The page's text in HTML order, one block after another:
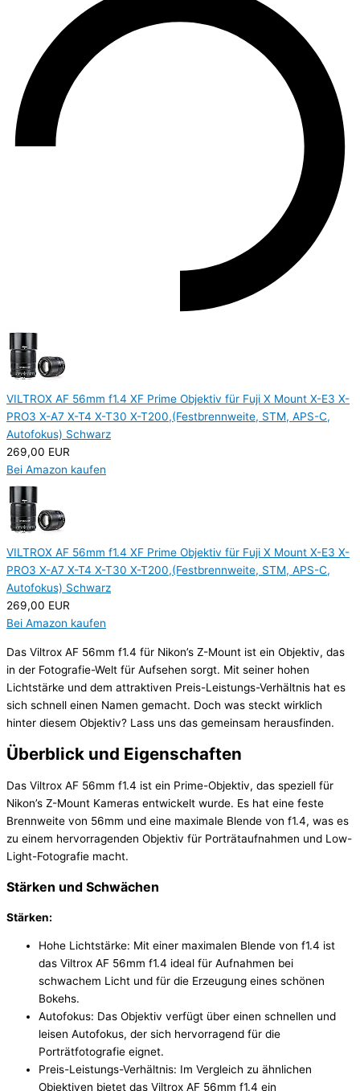
VILTROX AF 56mm f1.4 XF Prime Objektiv für Fuji X Mount X-E3 X-
PRO3 X-A7 X-T4 X-T30 X-T200,(Festbrennweite, STM, APS-C,
Autofokus) Schwarz
269,00 EUR
Bei Amazon kaufen
VILTROX AF 56mm f1.4 XF Prime Objektiv für Fuji X Mount X-E3 X-
PRO3 X-A7 X-T4 X-T30 X-T200,(Festbrennweite, STM, APS-C,
Autofokus) Schwarz
269,00 EUR
Bei Amazon kaufen
Das Viltrox AF 56mm f1.4 für Nikon’s Z-Mount ist ein Objektiv, das
in der Fotografie-Welt für Aufsehen sorgt. Mit seiner hohen
Lichtstärke und dem attraktiven Preis-Leistungs-Verhältnis hat es
sich schnell einen Namen gemacht. Doch was steckt wirklich
hinter diesem Objektiv? Lass uns das gemeinsam herausfinden.
Überblick und Eigenschaften
Das Viltrox AF 56mm f1.4 ist ein Prime-Objektiv, das speziell für
Nikon’s Z-Mount Kameras entwickelt wurde. Es hat eine feste
Brennweite von 56mm und eine maximale Blende von f1.4, was es
zu einem hervorragenden Objektiv für Porträtaufnahmen und Low-
Light-Fotografie macht.
Stärken und Schwächen
Stärken:
Hohe Lichtstärke: Mit einer maximalen Blende von f1.4 ist
das Viltrox AF 56mm f1.4 ideal für Aufnahmen bei
schwachem Licht und für die Erzeugung eines schönen
Bokehs.
Autofokus: Das Objektiv verfügt über einen schnellen und
leisen Autofokus, der sich hervorragend für die
Porträtfotografie eignet.
Preis-Leistungs-Verhältnis: Im Vergleich zu ähnlichen
Objektiven bietet das Viltrox AF 56mm f1.4 ein